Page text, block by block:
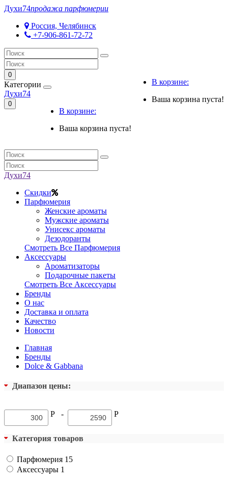
Духи74продажа парфюмерии
Россия, Челябинск
+7-906-861-72-72
0
В корзине:
Ваша корзина пуста!
Категории
Духи74
0
В корзине:
Ваша корзина пуста!
Духи74
Скидки
Парфюмерия
Женские ароматы
Мужские ароматы
Унисекс ароматы
Дезодоранты
Смотреть Все Парфюмерия
Аксессуары
Ароматизаторы
Подарочные пакеты
Смотреть Все Аксессуары
Бренды
О нас
Доставка и оплата
Качество
Новости
Главная
Бренды
Dolce & Gabbana
Диапазон цены:
Р - Р
Категория товаров
Парфюмерия 15
Аксессуары 1